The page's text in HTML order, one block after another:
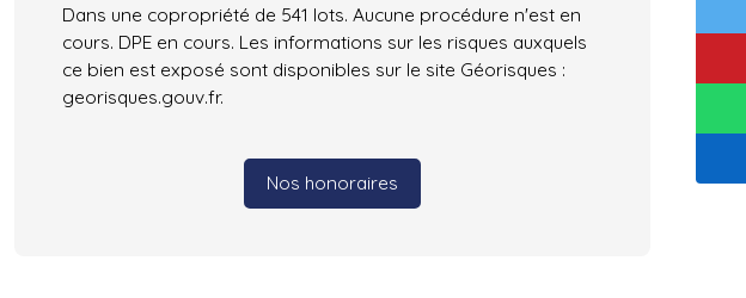
Dans une copropriété de 541 lots. Aucune procédure n'est en
cours. DPE en cours. Les informations sur les risques auxquels
ce bien est exposé sont disponibles sur le site Géorisques :
georisques.gouv.fr.
Nos honoraires